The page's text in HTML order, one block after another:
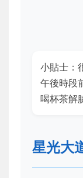
小貼士：
午後時段
喝杯茶解
星光大